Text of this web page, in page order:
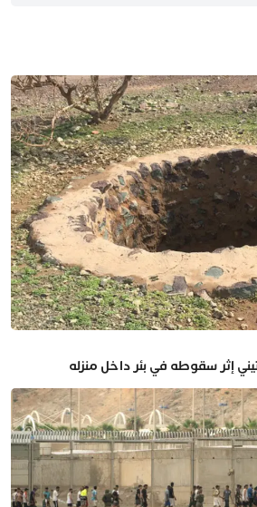
إثر سقوطه في بئر داخل منزله